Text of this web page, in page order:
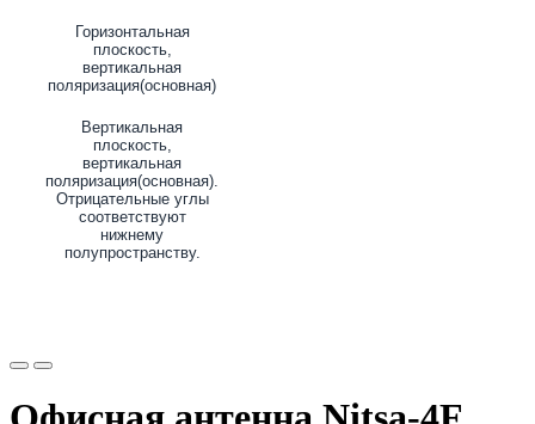
Горизонтальная
плоскость,
вертикальная
поляризация(основная)
Вертикальная
плоскость,
вертикальная
поляризация(основная).
Отрицательные углы
соответствуют
нижнему
полупространству.